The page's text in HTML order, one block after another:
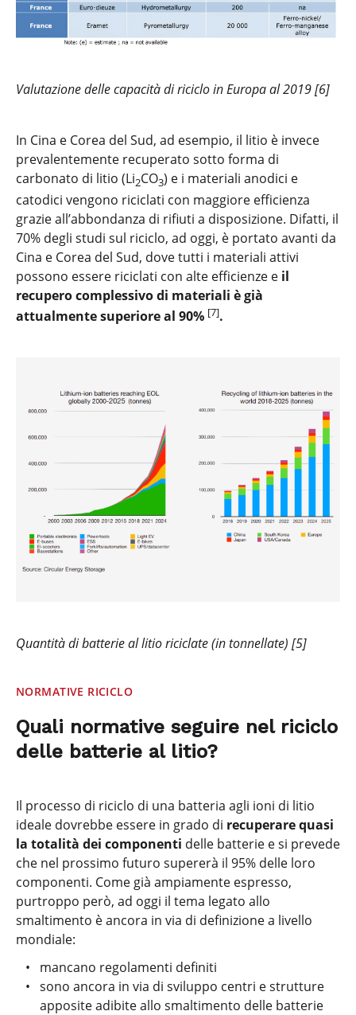
Valutazione delle capacità di riciclo in Europa al 2019 [6]
In Cina e Corea del Sud, ad esempio, il litio è invece
prevalentemente recuperato sotto forma di
carbonato di litio (Li2CO3) e i materiali anodici e
catodici vengono riciclati con maggiore efficienza
grazie all’abbondanza di rifiuti a disposizione. Difatti, il
70% degli studi sul riciclo, ad oggi, è portato avanti da
Cina e Corea del Sud, dove tutti i materiali attivi
possono essere riciclati con alte efficienze e il
recupero complessivo di materiali è già
attualmente superiore al 90% [7].
Quantità di batterie al litio riciclate (in tonnellate) [5]
NORMATIVE RICICLO
Quali normative seguire nel riciclo
delle batterie al litio?
Il processo di riciclo di una batteria agli ioni di litio
ideale dovrebbe essere in grado di recuperare quasi
la totalità dei componenti delle batterie e si prevede
che nel prossimo futuro supererà il 95% delle loro
componenti. Come già ampiamente espresso,
purtroppo però, ad oggi il tema legato allo
smaltimento è ancora in via di definizione a livello
mondiale:
mancano regolamenti definiti
sono ancora in via di sviluppo centri e strutture
apposite adibite allo smaltimento delle batterie